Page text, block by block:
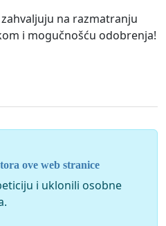
na razmatranju
i mogučnošću odobrenja!
ove web stranice
i uklonili osobne